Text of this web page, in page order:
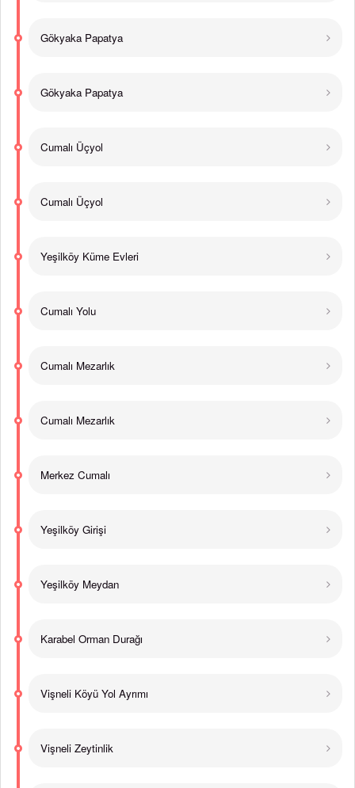
Gökyaka Papatya
Gökyaka Papatya
Cumalı Üçyol
Cumalı Üçyol
Yeşilköy Küme Evleri
Cumalı Yolu
Cumalı Mezarlık
Cumalı Mezarlık
Merkez Cumalı
Yeşilköy Girişi
Yeşilköy Meydan
Karabel Orman Durağı
Vişneli Köyü Yol Ayrımı
Vişneli Zeytinlik